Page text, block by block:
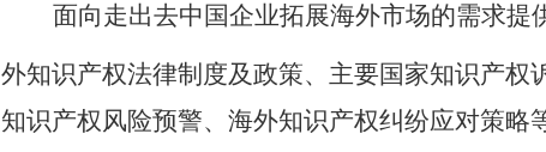
面向走出去中国企业拓展海外市场的需求提
外知识产权法律制度及政策、主要国家知识产权
知识产权风险预警、海外知识产权纠纷应对策略